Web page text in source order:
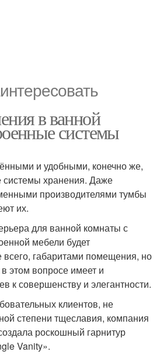
в ванной
системы
и удобными, конечно же,
хранения. Даже
производителями тумбы
их.
для ванной комнаты с
мебели будет
всего, габаритами помещения, но
этом вопросе имеет и
к совершенству и элегантности.
клиентов, не
степени тщеславия, компания
роскошный гарнитур
Vanity».